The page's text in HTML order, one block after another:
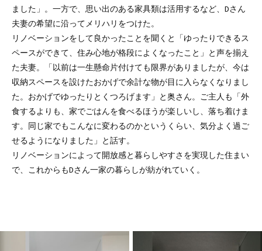
ました」。一方で、思い出のある家具類は活用するなど、Dさん
夫妻の希望に沿ってメリハリをつけた。
リノベーションをして良かったことを聞くと「ゆったりできるス
ペースができて、住み心地が格段によくなったこと」と声を揃え
た夫妻。「以前は一生懸命片付けても限界がありましたが、今は
収納スペースを設けたおかげで余計な物が目に入らなくなりまし
た。おかげでゆったりとくつろげます」と奥さん。ご主人も「外
食するよりも、家でごはんを食べるほうが楽しいし、落ち着けま
す。同じ家でもこんなに変わるのかというくらい、気分よく過ご
せるようになりました」と話す。
リノベーションによって開放感と暮らしやすさを実現した住まい
で、これからもDさん一家の暮らしが紡がれていく。